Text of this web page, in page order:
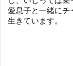
愛息子と一緒にチ
生きています。